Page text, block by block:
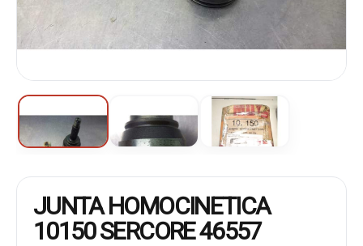
JUNTA HOMOCINETICA
10150 SERCORE 46557